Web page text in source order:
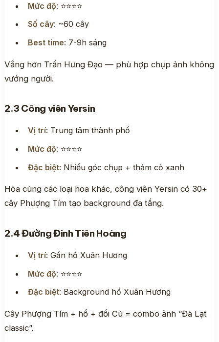
Mức độ: ⭐⭐⭐⭐
Số cây: ~60 cây
Best time: 7-9h sáng
Vắng hơn Trần Hưng Đạo — phù hợp chụp ảnh không
vướng người.
2.3 Công viên Yersin
Vị trí: Trung tâm thành phố
Mức độ: ⭐⭐⭐⭐
Đặc biệt: Nhiều góc chụp + thảm cỏ xanh
Hòa cùng các loại hoa khác, công viên Yersin có 30+
cây Phượng Tím tạo background đa tầng.
2.4 Đường Đinh Tiên Hoàng
Vị trí: Gần hồ Xuân Hương
Mức độ: ⭐⭐⭐⭐
Đặc biệt: Background hồ Xuân Hương
Cây Phượng Tím + hồ + đồi Cù = combo ảnh “Đà Lạt
classic”.